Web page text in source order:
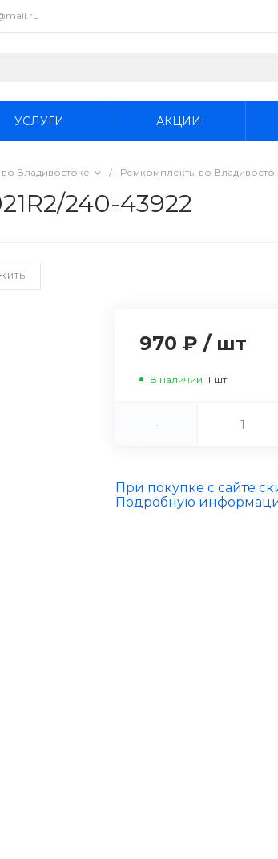
УСЛУГИ АКЦИИ
во Владивостоке / Ремкомплекты во
240-43922
970 ₽ / шт
В наличии 1 шт
-
При покупке с сайте
Подробную